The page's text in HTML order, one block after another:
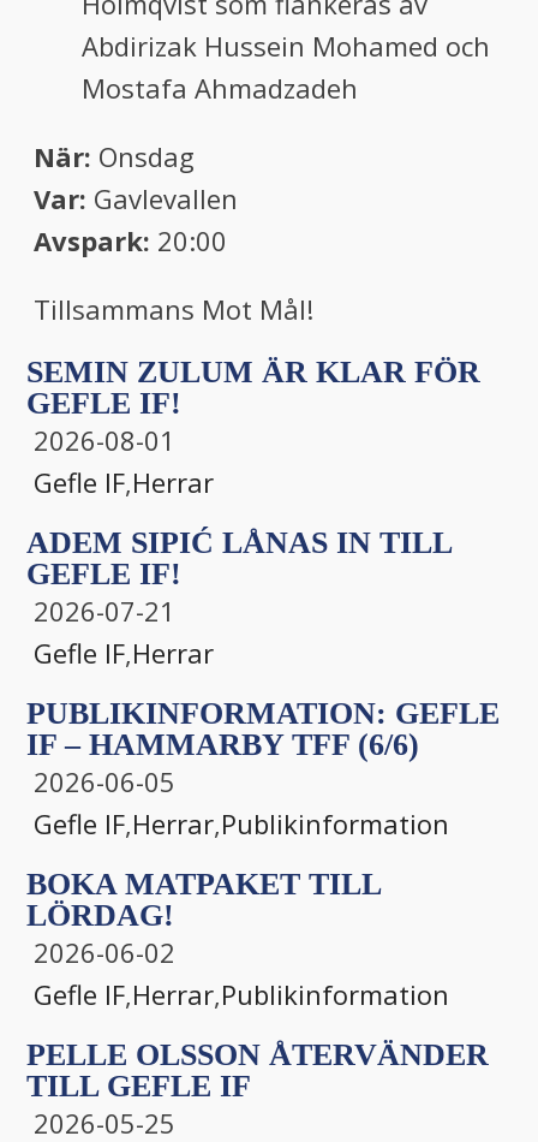
Abdirizak Hussein Mohamed och
Mostafa Ahmadzadeh
När: Onsdag
Var: Gavlevallen
Avspark: 20:00
Tillsammans Mot Mål!
SEMIN ZULUM ÄR KLAR FÖR
GEFLE IF!
2026-08-01
Gefle IF,Herrar
ADEM SIPIĆ LÅNAS IN TILL
GEFLE IF!
2026-07-21
Gefle IF,Herrar
PUBLIKINFORMATION: GEFLE
IF – HAMMARBY TFF (6/6)
2026-06-05
Gefle IF,Herrar,Publikinformation
BOKA MATPAKET TILL
LÖRDAG!
2026-06-02
Gefle IF,Herrar,Publikinformation
PELLE OLSSON ÅTERVÄNDER
TILL GEFLE IF
2026-05-25